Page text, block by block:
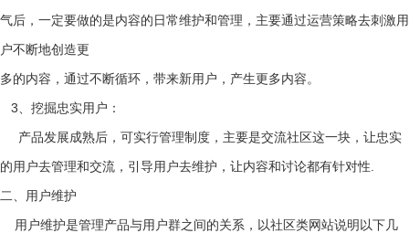
气后，一定要做的是内容的日常维护和管理，主要通过运营策略去刺激用
户不断地创造更
多的内容，通过不断循环，带来新用户，产生更多内容。
3、挖掘忠实用户：
产品发展成熟后，可实行管理制度，主要是交流社区这一块，让忠实
的用户去管理和交流，引导用户去维护，让内容和讨论都有针对性.
二、用户维护
用户维护是管理产品与用户群之间的关系，以社区类网站说明以下几